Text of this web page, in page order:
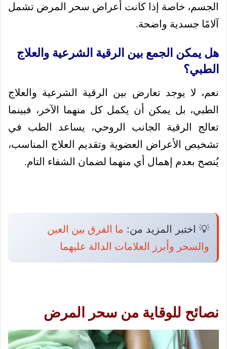
الجسم، خاصة إذا كانت أعراض سحر المرض تشمل
آلامًا جسدية واضحة.
هل يمكن الجمع بين الرقية الشرعية والعلاج
الطبي؟
نعم، لا يوجد تعارض بين الرقية الشرعية والعلاج
الطبي، بل يمكن أن يكمل كل منهما الآخر، فبينما
تعالج الرقية الجانب الروحي، يساعد الطب في
تشخيص الأعراض العضوية وتقديم العلاج المناسب،
يُنصح بعدم إهمال أي منهما لضمان الشفاء التام.
💡 اختبر المزيد من: ما الفرق بين العين
والسحر وأبرز العلامات الدالة عليهما
نصائح للوقاية من سحر المرض